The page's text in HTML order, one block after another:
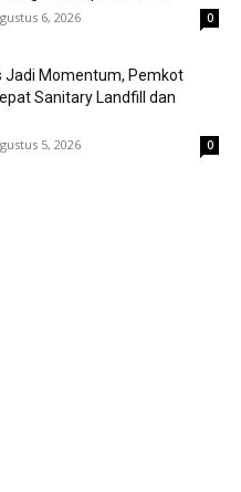
6, 2026 0
Jadi Momentum, Pemkot
Sanitary Landfill dan
5, 2026 0